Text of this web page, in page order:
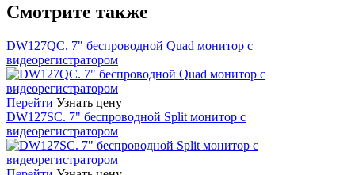
Смотрите также
DW127QC. 7" беспроводной Quad монитор с
видеорегистратором
Перейти Узнать цену
DW127SC. 7" беспроводной Split монитор с
видеорегистратором